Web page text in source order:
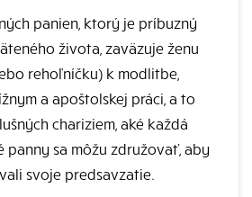
panien, ktorý je príbuzný
života, zaväzuje ženu
rehoľníčku) k modlitbe,
a apoštolskej práci, a to
chariziem, aké každá
panny sa môžu združovať, aby
svoje predsavzatie.